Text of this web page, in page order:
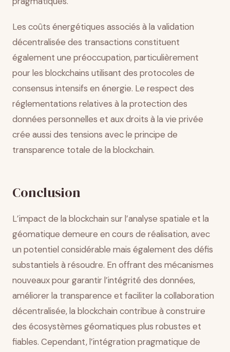
Les coûts énergétiques associés à la validation
décentralisée des transactions constituent
également une préoccupation, particulièrement
pour les blockchains utilisant des protocoles de
consensus intensifs en énergie. Le respect des
réglementations relatives à la protection des
données personnelles et aux droits à la vie privée
crée aussi des tensions avec le principe de
transparence totale de la blockchain.
Conclusion
L’impact de la blockchain sur l’analyse spatiale et la
géomatique demeure en cours de réalisation, avec
un potentiel considérable mais également des défis
substantiels à résoudre. En offrant des mécanismes
nouveaux pour garantir l’intégrité des données,
améliorer la transparence et faciliter la collaboration
décentralisée, la blockchain contribue à construire
des écosystèmes géomatiques plus robustes et
fiables. Cependant, l’intégration pragmatique de